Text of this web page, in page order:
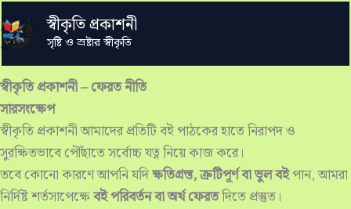
to
content
স্বীকৃতি প্রকাশনী
সৃষ্টি ও স্রষ্টার স্বীকৃতি
Refund & Returns Policy
স্বীকৃতি প্রকাশনী – ফেরত নীতি
সারসংক্ষেপ
স্বীকৃতি প্রকাশনী আমাদের প্রতিটি বই পাঠকের হাতে নিরাপদ ও
সুরক্ষিতভাবে পৌঁছাতে সর্বোচ্চ যত্ন নিয়ে কাজ করে।
তবে কোনো কারণে আপনি যদিক্ষতিগ্রস্ত, ত্রুটিপূর্ণ বা ভুল বইপান, আমরা
নির্দিষ্ট শর্তসাপেক্ষেবই পরিবর্তন বা অর্থ ফেরতদিতে প্রস্তুত।